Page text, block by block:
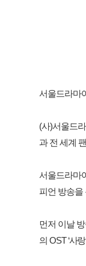
서울드라마
(사)서울드
과 전 세계
서울드라마
피언 방송을
먼저 이날
의 OST ‘사